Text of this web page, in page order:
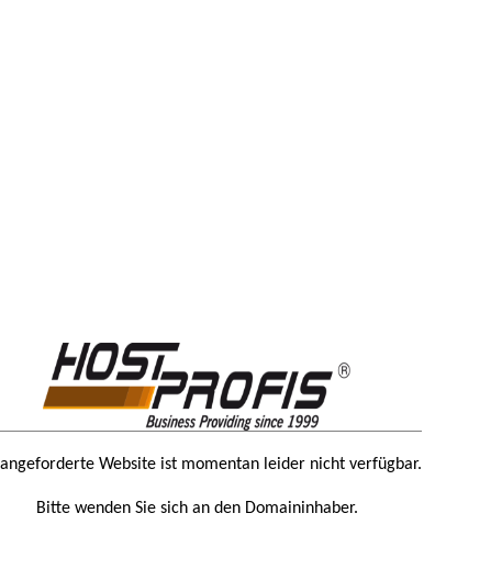
Website ist momentan leider nicht verfügbar.
Bitte wenden Sie sich an den Domaininhaber.